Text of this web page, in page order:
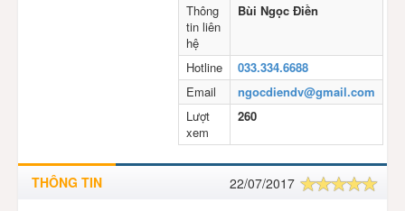
Thông
tin liên
hệ
Bùi Ngọc Điền
Hotline
033.334.6688
Email
ngocdiendv@gmail.com
Lượt
xem
260
THÔNG TIN 22/07/2017